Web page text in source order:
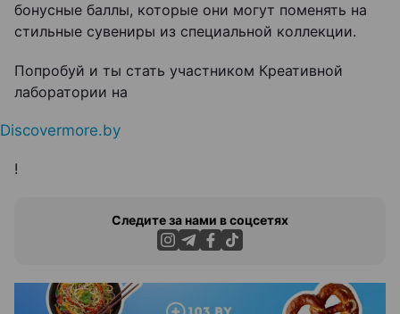
бонусные баллы, которые они могут поменять на
стильные сувениры из специальной коллекции.
Попробуй и ты стать участником Креативной
лаборатории на
Discovermore.by
!
Следите за нами в соцсетях